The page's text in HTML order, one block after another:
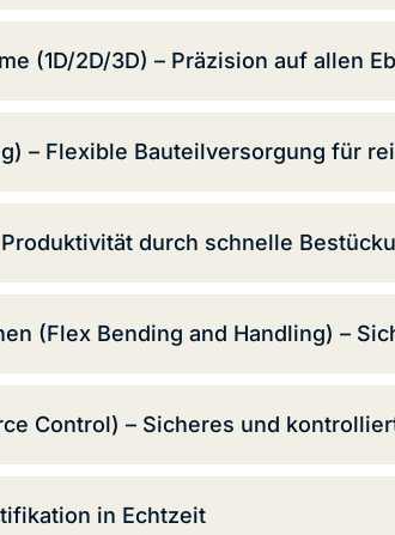
(1D/2D/3D) – Präzision auf allen
– Flexible Bauteilversorgung für
durch schnelle
(Flex Bending and Handling) –
Control) – Sicheres und
in Echtzeit